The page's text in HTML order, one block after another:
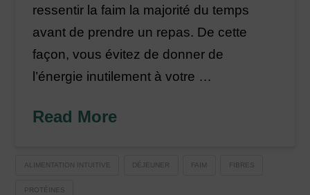
ressentir la faim la majorité du temps
avant de prendre un repas. De cette
façon, vous évitez de donner de
l’énergie inutilement à votre …
Read More
ALIMENTATION INTUITIVE DÉJEUNER FAIM FIBRES
PROTÉINES